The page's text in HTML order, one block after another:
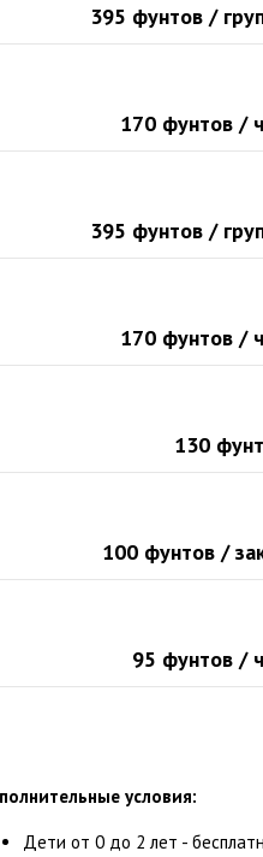
395 фунтов /
170 фунтов /
395 фунтов /
170 фунтов /
130
100 фунтов /
95 фунтов /
условия:
Дети от 0 до 2 лет -